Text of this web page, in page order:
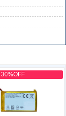
30%OFF